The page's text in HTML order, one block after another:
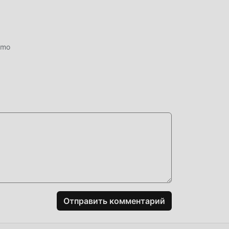
Отправить комментарий